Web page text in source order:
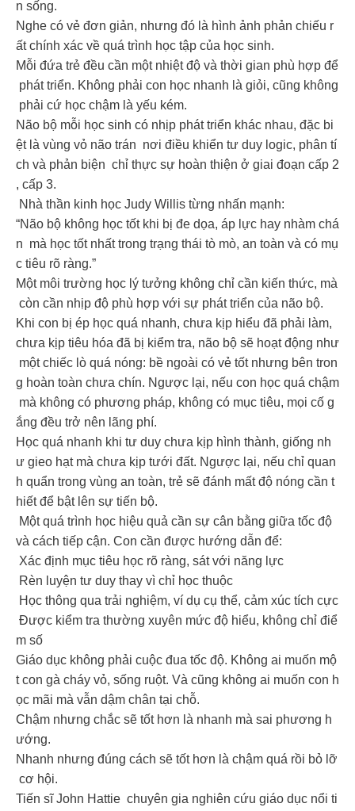
n sống.
Nghe có vẻ đơn giản, nhưng đó là hình ảnh phản chiếu r
ất chính xác về quá trình học tập của học sinh.
Mỗi đứa trẻ đều cần một nhiệt độ và thời gian phù hợp để
phát triển. Không phải con học nhanh là giỏi, cũng không
phải cứ học chậm là yếu kém.
Não bộ mỗi học sinh có nhịp phát triển khác nhau, đặc bi
ệt là vùng vỏ não trán nơi điều khiển tư duy logic, phân tí
ch và phản biện chỉ thực sự hoàn thiện ở giai đoạn cấp 2
, cấp 3.
Nhà thần kinh học Judy Willis từng nhấn mạnh:
“Não bộ không học tốt khi bị đe dọa, áp lực hay nhàm chá
n mà học tốt nhất trong trạng thái tò mò, an toàn và có mụ
c tiêu rõ ràng.”
Một môi trường học lý tưởng không chỉ cần kiến thức, mà
còn cần nhịp độ phù hợp với sự phát triển của não bộ.
Khi con bị ép học quá nhanh, chưa kịp hiểu đã phải làm,
chưa kịp tiêu hóa đã bị kiểm tra, não bộ sẽ hoạt động như
một chiếc lò quá nóng: bề ngoài có vẻ tốt nhưng bên tron
g hoàn toàn chưa chín. Ngược lại, nếu con học quá chậm
mà không có phương pháp, không có mục tiêu, mọi cố g
ắng đều trở nên lãng phí.
Học quá nhanh khi tư duy chưa kịp hình thành, giống nh
ư gieo hạt mà chưa kịp tưới đất. Ngược lại, nếu chỉ quan
h quẩn trong vùng an toàn, trẻ sẽ đánh mất độ nóng cần t
hiết để bật lên sự tiến bộ.
Một quá trình học hiệu quả cần sự cân bằng giữa tốc độ
và cách tiếp cận. Con cần được hướng dẫn để:
Xác định mục tiêu học rõ ràng, sát với năng lực
Rèn luyện tư duy thay vì chỉ học thuộc
Học thông qua trải nghiệm, ví dụ cụ thể, cảm xúc tích cực
Được kiểm tra thường xuyên mức độ hiểu, không chỉ điể
m số
Giáo dục không phải cuộc đua tốc độ. Không ai muốn mộ
t con gà cháy vỏ, sống ruột. Và cũng không ai muốn con h
ọc mãi mà vẫn dậm chân tại chỗ.
Chậm nhưng chắc sẽ tốt hơn là nhanh mà sai phương h
ướng.
Nhanh nhưng đúng cách sẽ tốt hơn là chậm quá rồi bỏ lỡ
cơ hội.
Tiến sĩ John Hattie chuyên gia nghiên cứu giáo dục nổi ti